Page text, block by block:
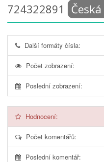
724322891
Další formáty čísla:
Počet zobrazení:
Poslední zobrazení:
Hodnocení:
Počet komentářů:
Poslední komentář: